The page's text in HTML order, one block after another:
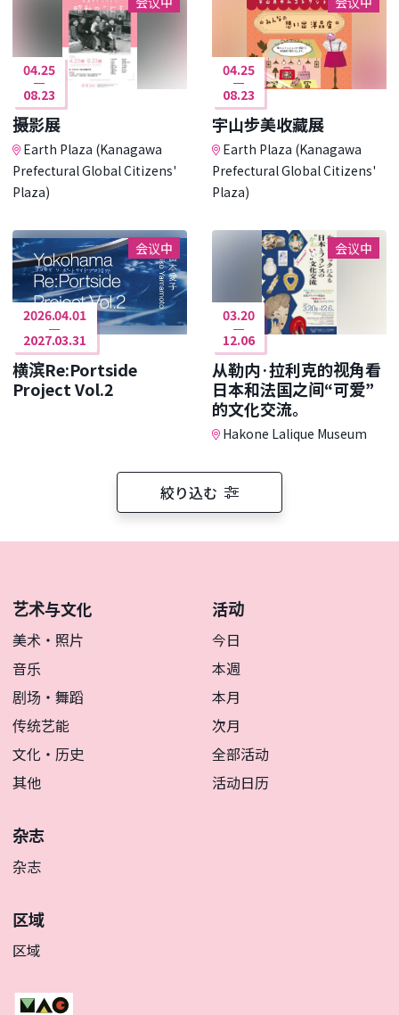
04.25
08.23
摄影展
Earth Plaza (Kanagawa
Prefectural Global Citizens'
Plaza)
04.25
08.23
宇山步美收藏展
Earth Plaza (Kanagawa
Prefectural Global Citizens'
Plaza)
会议中
2026.04.01
2027.03.31
横滨Re:Portside
Project Vol.2
会议中
03.20
12.06
从勒内·拉利克的视角看
日本和法国之间“可爱”
的文化交流。
Hakone Lalique Museum
絞り込む
艺术与文化
美术・照片
音乐
剧场・舞蹈
传统艺能
文化・历史
其他
活动
今日
本週
本月
次月
全部活动
活动日历
杂志
杂志
区域
区域